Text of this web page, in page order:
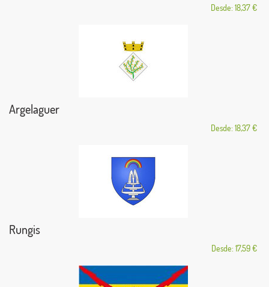
Desde: 18,37 €
Argelaguer
Desde: 18,37 €
Rungis
Desde: 17,59 €